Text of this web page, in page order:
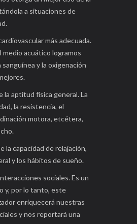
a situaciones de
más adecuada.
medio acuático logramos
y la oxigenación
la aptitud física general. La
la resistencia, el
motora, etcétera,
la capacidad de relajación,
y los hábitos de sueño.
sociales. Es un
y, por lo tanto, este
enriquecerá nuestras
y nos reportará una